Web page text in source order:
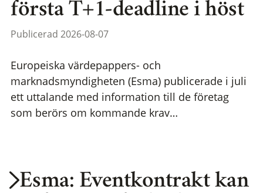
första T+1-deadline i höst
Publicerad 2026-08-07
Europeiska värdepappers- och
marknadsmyndigheten (Esma) publicerade i juli
ett uttalande med information till de företag
som berörs om kommande krav…
Esma: Eventkontrakt kan